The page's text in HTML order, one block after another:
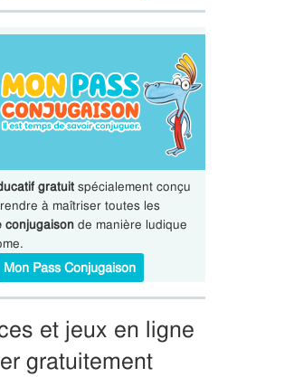
gratuitspécialement conçu
à maîtriser toutes les
conjugaisonde manière ludique
Mon Pass Conjugaison
et jeux en ligne
gratuitement